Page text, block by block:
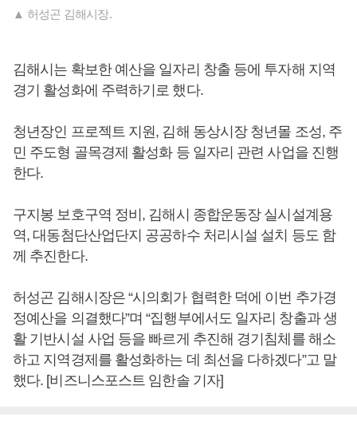
▲ 허성곤 김해시장.
김해시는 확보한 예산을 일자리 창출 등에 투자해 지역
경기 활성화에 주력하기로 했다.
청년장인 프로젝트 지원, 김해 동상시장 청년몰 조성, 주
민 주도형 골목경제 활성화 등 일자리 관련 사업을 진행
한다.
구지봉 보호구역 정비, 김해시 종합운동장 실시설계용
역, 대동첨단산업단지 공공하수 처리시설 설치 등도 함
께 추진한다.
허성곤 김해시장은 “시의회가 협력한 덕에 이번 추가경
정예산을 의결했다”며 “집행부에서도 일자리 창출과 생
활 기반시설 사업 등을 빠르게 추진해 경기침체를 해소
하고 지역경제를 활성화하는 데 최선을 다하겠다”고 말
했다. [비즈니스포스트 임한솔 기자]